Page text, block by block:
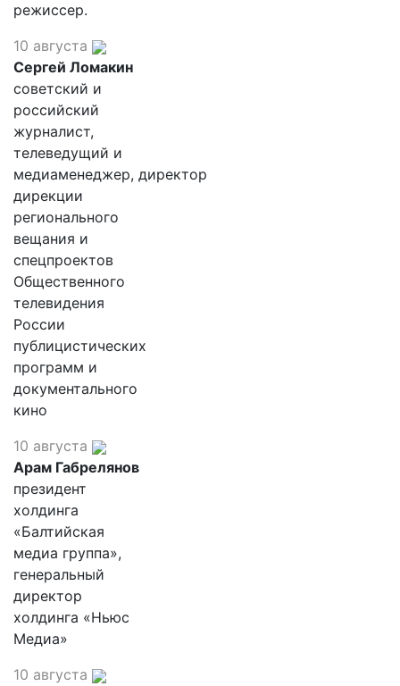
режиссер.
10 августа
Сергей Ломакин
советский и
российский
журналист,
телеведущий и
медиаменеджер, директор
дирекции
регионального
вещания и
спецпроектов
Общественного
телевидения
России
публицистических
программ и
документального
кино
10 августа
Арам Габрелянов
президент
холдинга
«Балтийская
медиа группа»,
генеральный
директор
холдинга «Ньюс
Медиа»
10 августа